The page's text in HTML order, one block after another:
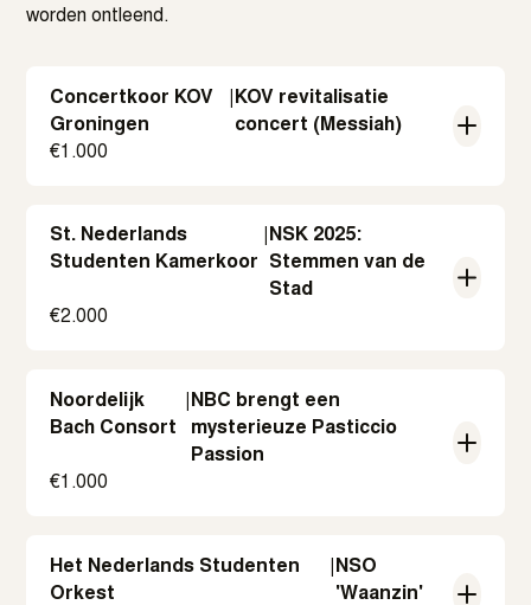
worden ontleend.
Concertkoor KOV
Groningen
KOV revitalisatie
concert (Messiah)
€1.000
St. Nederlands
Studenten Kamerkoor
NSK 2025:
Stemmen van de
Stad
€2.000
Noordelijk
Bach Consort
NBC brengt een
mysterieuze Pasticcio
Passion
€1.000
Het Nederlands Studenten
Orkest
NSO
'Waanzin'